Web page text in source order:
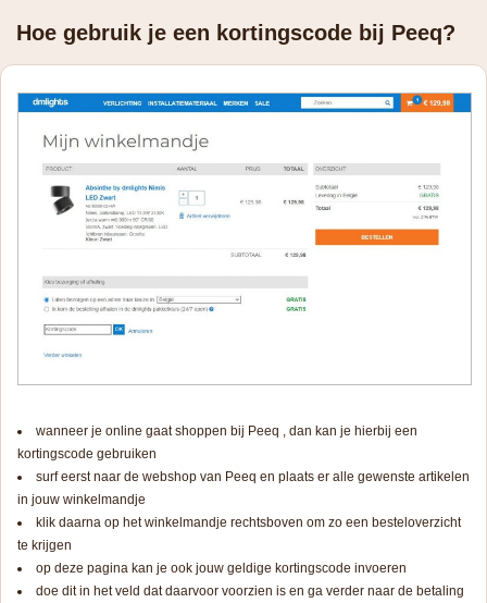
Hoe gebruik je een kortingscode bij Peeq?
wanneer je online gaat shoppen bij Peeq , dan kan je hierbij een
kortingscode gebruiken
surf eerst naar de webshop van Peeq en plaats er alle gewenste artikelen
in jouw winkelmandje
klik daarna op het winkelmandje rechtsboven om zo een besteloverzicht
te krijgen
op deze pagina kan je ook jouw geldige kortingscode invoeren
doe dit in het veld dat daarvoor voorzien is en ga verder naar de betaling